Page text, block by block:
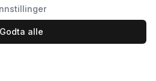
Godta alle